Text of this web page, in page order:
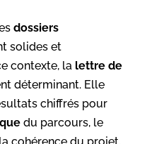
dossiers
solides et
contexte, la lettre de
déterminant. Elle
chiffrés pour
du parcours, le